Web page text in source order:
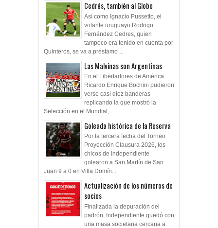
Cedrés, también al Globo
Así como Ignacio Pussetto, el
volante uruguayo Rodrigo
Fernández Cedres, quien
tampoco era tenido en cuenta por
Quinteros, se va a préstamo ...
Las Malvinas son Argentinas
En el Libertadores de América
Ricardo Enrique Bochini pudieron
verse casi diez banderas
replicando la que mostró la
Selección en el Mundial,...
Goleada histórica de la Reserva
Por la tercera fecha del Torneo
Proyección Clausura 2026, los
chicos de Independiente
golearon a San Martín de San
Juan 9 a 0 en Villa Domín...
Actualización de los números de
socios
Finalizada la depuración del
padrón, Independiente quedó con
una masa societaria cercana a